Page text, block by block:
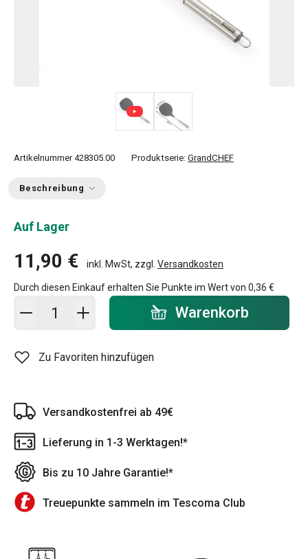
Artikelnummer 428305.00 Produktserie: GrandCHEF
Beschreibung
Auf Lager
11,90 € inkl. MwSt, zzgl. Versandkosten
Durch diesen Einkauf erhalten Sie Punkte im Wert von 0,36 €
In den Warenkorb - Menge Warenkorb
Zu Favoriten hinzufügen
Versandkostenfrei ab 49€
Lieferung in 1-3 Werktagen!*
Bis zu 10 Jahre Garantie!*
Treuepunkte sammeln im Tescoma Club